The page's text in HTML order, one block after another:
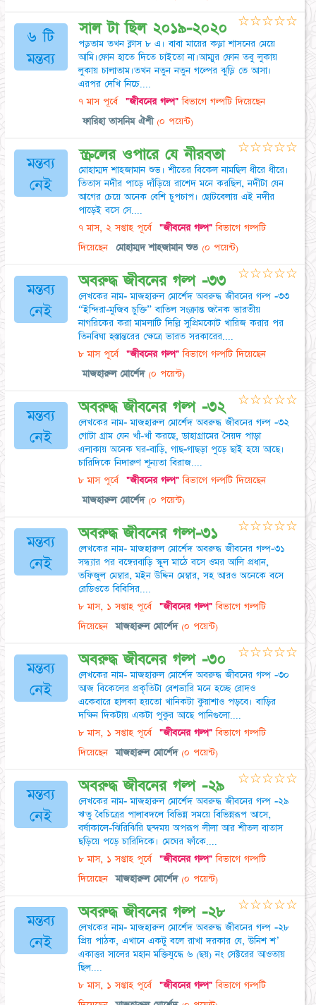
৬ টি
মন্তব্য
সাল টা ছিল ২০১৯-২০২০
পড়তাম তখন ক্লাস ৮ এ। বাবা মায়ের কড়া শাসনের মেয়ে
আমি।ফোন হাতে দিতে চাইতো না।আম্মুর ফোন তবু লুকায়
লুকায় চালাতাম।তখন নতুন নতুন গল্পের ঝুড়ি তে আসা।
এরপর দেখি নিচে....
৭ মাস পূর্বে "জীবনের গল্প"বিভাগে গল্পটি দিয়েছেন
ফারিহা তাসনিম ঐশী(০ পয়েন্ট)
☆☆☆☆☆
মন্তব্য
নেই
স্ক্রলের ওপারে যে নীরবতা
মোহাম্মদ শাহজামান শুভ। শীতের বিকেল নামছিল ধীরে ধীরে।
তিতাস নদীর পাড়ে দাঁড়িয়ে রাশেদ মনে করছিল, নদীটা যেন
আগের চেয়ে অনেক বেশি চুপচাপ। ছোটবেলায় এই নদীর
পাড়েই বসে সে....
৭ মাস, ২ সপ্তাহ পূর্বে "জীবনের গল্প"বিভাগে গল্পটি
দিয়েছেন
মোহাম্মদ শাহজামান শুভ (০ পয়েন্ট)
☆☆☆☆☆
মন্তব্য
নেই
অবরুদ্ধ জীবনের গল্প -৩৩
লেখকের নাম- মাজহারুল মোর্শেদ অবরুদ্ধ জীবনের গল্প -৩৩
“ইন্দিরা-মুজিব চুক্তি” বাতিল সংক্রান্ত জনৈক ভারতীয়
নাগরিকের করা মামলাটি দিল্লি সুপ্রিমকোট খারিজ করার পর
তিনবিঘা হস্তান্তরের ক্ষেত্রে ভারত সরকারের....
৮ মাস পূর্বে "জীবনের গল্প"বিভাগে গল্পটি দিয়েছেন
মাজহারুল মোর্শেদ(০ পয়েন্ট)
☆☆☆☆☆
মন্তব্য
নেই
অবরুদ্ধ জীবনের গল্প -৩২
লেখকের নাম- মাজহারুল মোর্শেদ অবরুদ্ধ জীবনের গল্প -৩২
গোটা গ্রাম যেন খাঁ-খাঁ করছে, ডাহাগ্রামের সৈয়দ পাড়া
এলাকায় অনেক ঘর-বাড়ি, গাছ-গাছড়া পুড়ে ছাই হয়ে আছে।
চারিদিকে নিদারুণ শূন্যতা বিরাজ....
৮ মাস পূর্বে "জীবনের গল্প"বিভাগে গল্পটি দিয়েছেন
মাজহারুল মোর্শেদ(০ পয়েন্ট)
☆☆☆☆☆
মন্তব্য
নেই
অবরুদ্ধ জীবনের গল্প-৩১
লেখকের নাম- মাজহারুল মোর্শেদ অবরুদ্ধ জীবনের গল্প-৩১
সন্ধ্যার পর বঙ্গেরবাড়ি স্কুল মাঠে বসে ওমর আলি প্রধান,
তফিজুল মেম্বার, মইন উদ্দিন মেম্বার, সহ আরও অনেকে বসে
রেডিওতে বিবিসির....
৮ মাস, ১ সপ্তাহ পূর্বে "জীবনের গল্প"বিভাগে গল্পটি
দিয়েছেন
মাজহারুল মোর্শেদ(০ পয়েন্ট)
☆☆☆☆☆
মন্তব্য
নেই
অবরুদ্ধ জীবনের গল্প -৩০
লেখকের নাম- মাজহারুল মোর্শেদ অবরুদ্ধ জীবনের গল্প -৩০
আজ বিকেলের প্রকৃতিটা বেশভারি মনে হচ্ছে রোদও
একেবারে হালকা হয়তো খানিকটা কুয়াশাও পড়বে। বাড়ির
দক্ষিন দিকটায় একটা পুকুর আছে পানিগুলো....
৮ মাস, ১ সপ্তাহ পূর্বে "জীবনের গল্প"বিভাগে গল্পটি
দিয়েছেন
মাজহারুল মোর্শেদ(০ পয়েন্ট)
☆☆☆☆☆
মন্তব্য
নেই
অবরুদ্ধ জীবনের গল্প -২৯
লেখকের নাম- মাজহারুল মোর্শেদ অবরুদ্ধ জীবনের গল্প -২৯
ঋতু বৈচিত্রের পালাবদলে বিভিন্ন সময়ে বিভিন্নরূপ আসে,
বর্ষাকালে-ঝিরিঝিরি ছন্দময় অপরূপ লীলা আর শীতল বাতাস
ছড়িয়ে পড়ে চারিদিকে। মেঘের ফাঁকে....
৮ মাস, ১ সপ্তাহ পূর্বে "জীবনের গল্প"বিভাগে গল্পটি
দিয়েছেন
মাজহারুল মোর্শেদ(০ পয়েন্ট)
☆☆☆☆☆
মন্তব্য
নেই
অবরুদ্ধ জীবনের গল্প -২৮
লেখকের নাম- মাজহারুল মোর্শেদ অবরুদ্ধ জীবনের গল্প -২৮
প্রিয় পাঠক, এখানে একটু বলে রাখা দরকার যে, উনিশ শ’
একাত্তর সালের মহান মক্তিযুদ্ধে ৬ (ছয়) নং সেক্টরের আওতায়
ছিল....
৮ মাস, ১ সপ্তাহ পূর্বে "জীবনের গল্প"বিভাগে গল্পটি
☆☆☆☆☆